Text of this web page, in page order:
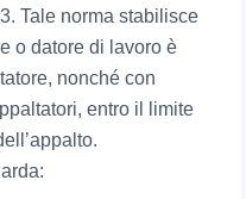
Tale norma stabilisce
o datore di lavoro è
nonché con
entro il limite